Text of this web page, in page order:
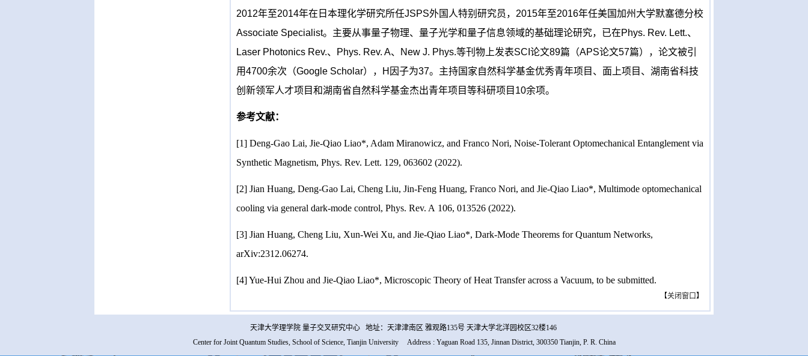
2012年至2014年在日本理化学研究所任JSPS外国人特别研究员， 2015年至2016年任美国加州大学默塞德分校
Associate Specialist。主要从事量子物理、量子光学和量子信息领域的基础理论研究，已在Phys. Rev. Lett.、
Laser Photonics Rev.、 Phys. Rev. A、 New J. Phys.等刊物上发表SCI 论文89篇（APS论文57篇），论文被引
用4700余次（Google Scholar）， H 因子为37。主持国家自然科学基金优秀青年项目、面上项目、湖南省科技
创新领军人才项目和湖南省自然科学基金杰出青年项目等科研项目 10余项。
参考文献：
[1] Deng-Gao Lai, Jie-Qiao Liao*, Adam Miranowicz, and Franco Nori, Noise-Tolerant Optomechanical Entanglement via
Synthetic Magnetism, Phys. Rev. Lett. 129, 063602 (2022).
[2] Jian Huang, Deng-Gao Lai, Cheng Liu, Jin-Feng Huang, Franco Nori, and Jie-Qiao Liao*, Multimode optomechanical
cooling via general dark-mode control, Phys. Rev. A 106, 013526 (2022).
[3] Jian Huang, Cheng Liu, Xun-Wei Xu, and Jie-Qiao Liao*, Dark-Mode Theorems for Quantum Networks,
arXiv:2312.06274.
[4] Yue-Hui Zhou and Jie-Qiao Liao*, Microscopic Theory of Heat Transfer across a Vacuum, to be submitted.
【关闭窗口】
天津大学理学院 量子交叉研究中心 地址：天津津南区 雅观路135号 天津大学北洋园校区32楼146
Center for Joint Quantum Studies, School of Science, Tianjin University Address : Yaguan Road 135, Jinnan District, 300350 Tianjin, P. R. China